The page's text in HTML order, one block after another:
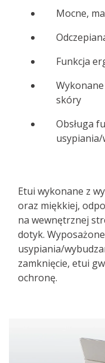
Mocne,
Funkcja
skóry
Obsługa
Etui wykonane z
oraz miękkiej,
na wewnętrznej
dotyk.
usypiania/
zamknięcie, etui
ochronę.